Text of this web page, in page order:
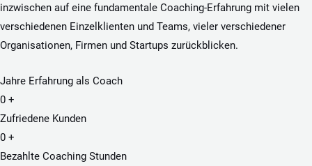
inzwischen auf eine fundamentale Coaching-Erfahrung mit vielen
verschiedenen Einzelklienten und Teams, vieler verschiedener
Organisationen, Firmen und Startups zurückblicken.
Jahre Erfahrung als Coach
0 +
Zufriedene Kunden
0 +
Bezahlte Coaching Stunden